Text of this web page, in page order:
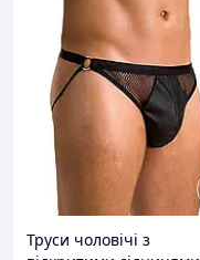
Труси чоловічі з